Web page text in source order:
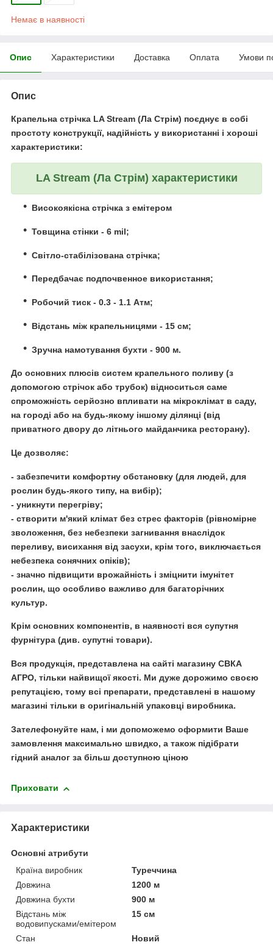
Немає в наявності
Опис Характеристики Доставка Оплата Умови
Опис
Крапельна стрічка LA Stream (Ла Стрім) поєднує в собі
простоту конструкції, надійність у використанні і хороші
характеристики:
LA Stream (Ла Стрім) характеристики
Високоякісна стрічка з емітером
Товщина стінки - 6 mil;
Світло-стабілізована стрічка;
Передбачає подпочвенное використання;
Робочий тиск - 0.3 - 1.1 Атм;
Відстань між крапельницями - 15 см;
Зручна намотування бухти - 900 м.
До основних плюсів систем крапельного поливу (з
допомогою стрічок або трубок) відноситься саме
спроможність серйозно впливати на мікроклімат в саду,
на городі або на будь-якому іншому ділянці (від
приватного двору до літнього майданчика ресторану).
Це дозволяє:
- забезпечити комфортну обстановку (для людей, для
рослин будь-якого типу, на вибір);
- уникнути перегріву;
- створити м'який клімат без стрес факторів (рівномірне
зволоження, без небезпеки загнивання внаслідок
переливу, висихання від засухи, крім того, виключається
небезпека сонячних опіків);
- значно підвищити врожайність і зміцнити імунітет
рослин, що особливо важливо для багаторічних
культур.
Крім основних компонентів, в наявності вся супутня
фурнітура (див. супутні товари).
Вся продукція, представлена на сайті магазину СВКА
АГРО, тільки найвищої якості. Ми дуже дорожимо своєю
репутацією, тому всі препарати, представлені в нашому
магазині тільки в оригінальній упаковці виробника.
Зателефонуйте нам, і ми допоможемо оформити Ваше
замовлення максимально швидко, а також підібрати
гідний аналог за більш доступною ціною
Приховати
Характеристики
Основні атрибути
Країна виробник
Туреччина
Довжина
1200 м
Довжина бухти
900 м
Відстань між
водовипусками/емітером
15 см
Стан
Новий